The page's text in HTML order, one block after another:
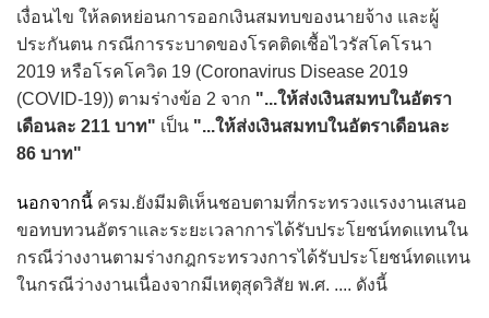
เงื่อนไข ให้ลดหย่อนการออกเงินสมทบของนายจ้าง และผู้
ประกันตน กรณีการระบาดของโรคติดเชื้อไวรัสโคโรนา
2019 หรือโรคโควิด 19 (Coronavirus Disease 2019
(COVID-19)) ตามร่างข้อ 2 จาก "...ให้ส่งเงินสมทบในอัตรา
เดือนละ 211 บาท" เป็น "...ให้ส่งเงินสมทบในอัตราเดือนละ
86 บาท"
นอกจากนี้ ครม.ยังมีมติเห็นชอบตามที่กระทรวงแรงงานเสนอ
ขอทบทวนอัตราและระยะเวลาการได้รับประโยชน์ทดแทนใน
กรณีว่างงานตามร่างกฎกระทรวงการได้รับประโยชน์ทดแทน
ในกรณีว่างงานเนื่องจากมีเหตุสุดวิสัย พ.ศ. .... ดังนี้